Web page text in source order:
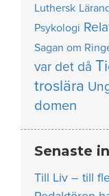
Luthersk
Psykologi
Sagan om
var det då
troslära
domen
Senaste
Till Liv – till